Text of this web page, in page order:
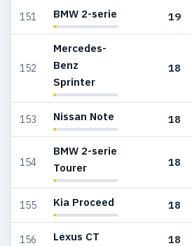
151 BMW 2-serie 19
152
Mercedes-
Benz
Sprinter
18
153 Nissan Note 18
154
BMW 2-serie
Tourer
18
155 Kia Proceed 18
156 Lexus CT 18